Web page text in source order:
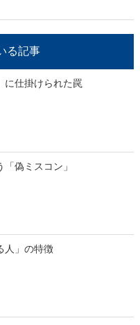
る記事
に仕掛けられた罠
偽ミスコン」
人」の特徴